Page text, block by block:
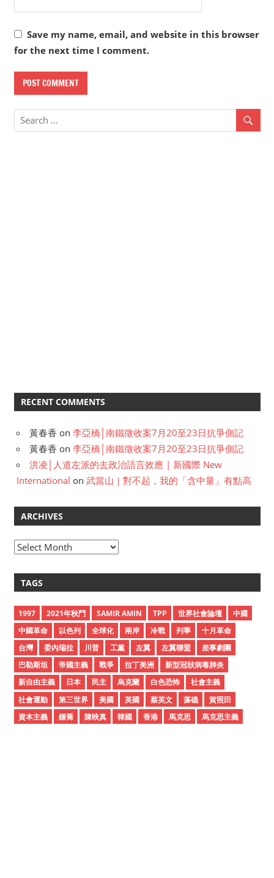
Save my name, email, and website in this browser
for the next time I comment.
RECENT COMMENTS
黃春香 on 李亞橋│南鐵徵收案7月20至23日抗爭側記
黃春香 on 李亞橋│南鐵徵收案7月20至23日抗爭側記
洪凌│人道左派的去政治語言效應 | 新國際 New
International on 武當山｜對不起，我的「含中量」有點高
ARCHIVES
A
h
v
e
s
TAGS
1997 2021年秋鬥 SAMIR AMIN TPP 世界社會論壇
中國
中國革命
以色列 全球化 兩岸 冷戰 列寧
十月革命
台灣
委內瑞拉 川普 工黨 左翼 左翼聯盟
差事劇團
巴勒斯坦
帝國主義 戰爭 拉丁美洲
新型冠狀病毒肺炎
新自由主義
日本 民主 烏克蘭 白色恐怖
社會主義
社會運動
第三世界 美國 英國 蔡英文 藻礁
賀照田
資本主義
鍾喬 陳映真 韓國 香港 馬克思 馬克思主義